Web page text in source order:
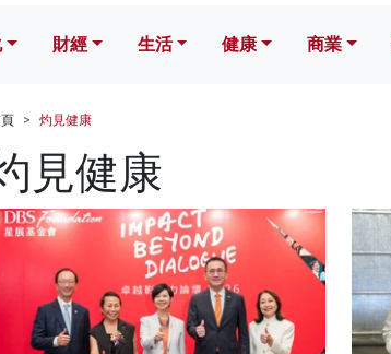
財經 生活 健康 商業
灼見健康
見健康